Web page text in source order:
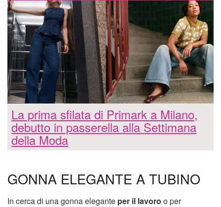
La prima sfilata di Primark a Milano,
debutto in passerella alla Settimana
della Moda
GONNA ELEGANTE A TUBINO
In cerca di una gonna elegante per il lavoro o per